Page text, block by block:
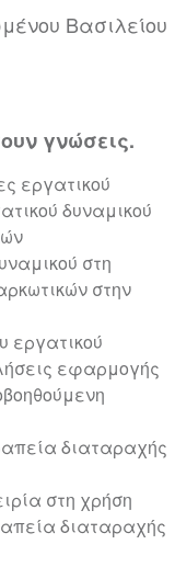
Βασιλείου
γνώσεις.
εργατικού
δυναμικού
στη
στην
εργατικού
εφαρμογής
διαταραχής
στη χρήση
διαταραχής